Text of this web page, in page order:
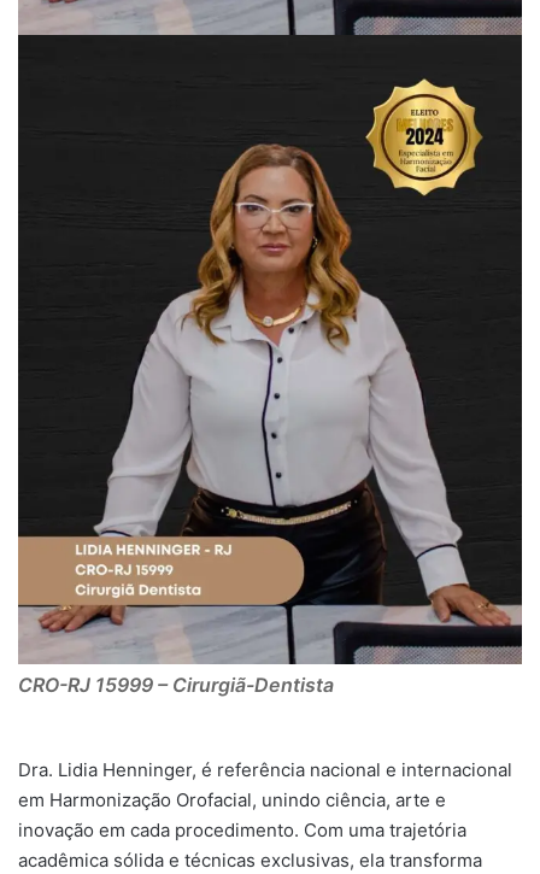
CRO-RJ 15999 – Cirurgiã-Dentista
Dra. Lidia Henninger, é referência nacional e internacional
em Harmonização Orofacial, unindo ciência, arte e
inovação em cada procedimento. Com uma trajetória
acadêmica sólida e técnicas exclusivas, ela transforma